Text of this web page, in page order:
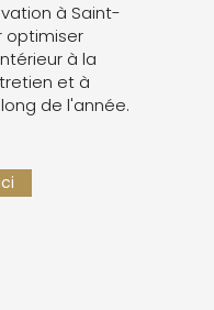
à Saint-
optimiser
à la
et à
de l'année.